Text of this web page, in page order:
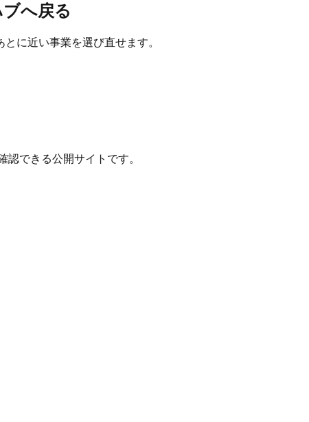
へ戻る
に近い事業を選び直せます。
できる公開サイトです。